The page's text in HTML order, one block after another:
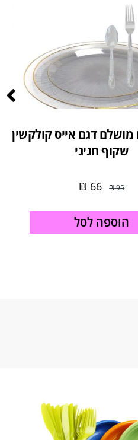
מושלם דגם אייס קולקשין
שקוף חגיגי
95
₪
66
₪
הוספה לסל